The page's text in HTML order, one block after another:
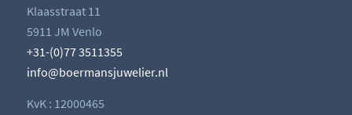
Klaasstraat 11
5911 JM Venlo
+31-(0)77 3511355
info@boermansjuwelier.nl
KvK : 12000465